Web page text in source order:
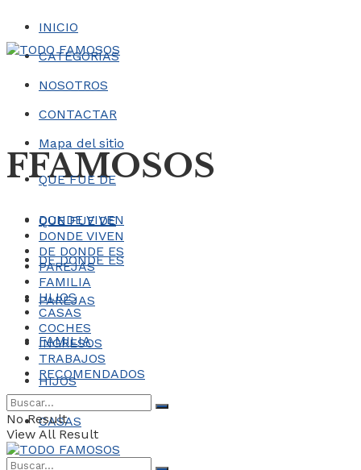
INICIO
CATEGORÍAS
NOSOTROS
CONTACTAR
Mapa del sitio
FFAMOSOS
QUE FUE DE
DONDE VIVEN
DE DONDE ES
PAREJAS
FAMILIA
HIJOS
CASAS
COCHES
QUE FUE DE
DONDE VIVEN
DE DONDE ES
PAREJAS
FAMILIA
HIJOS
CASAS
COCHES
INGRESOS
TRABAJOS
RECOMENDADOS
No Result
View All Result